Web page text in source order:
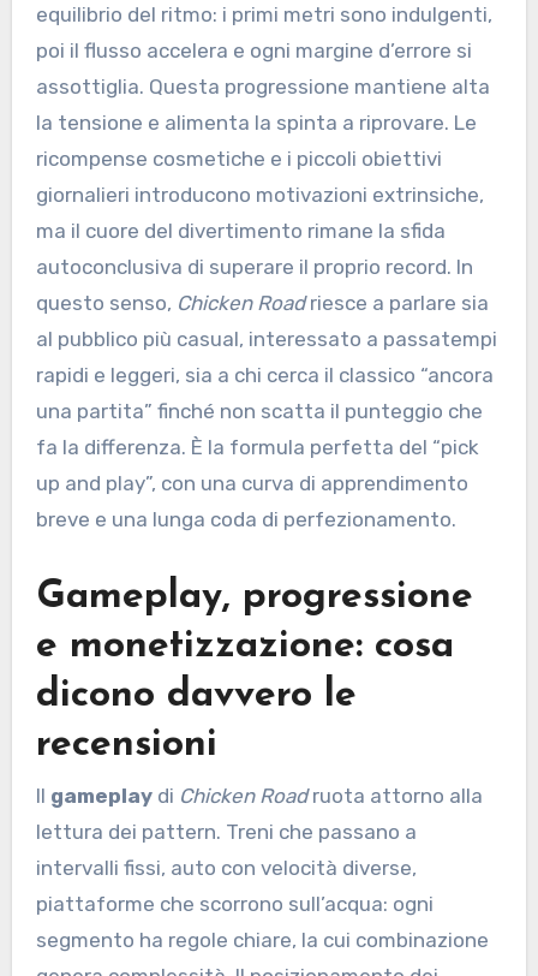
equilibrio del ritmo: i primi metri sono indulgenti,
poi il flusso accelera e ogni margine d’errore si
assottiglia. Questa progressione mantiene alta
la tensione e alimenta la spinta a riprovare. Le
ricompense cosmetiche e i piccoli obiettivi
giornalieri introducono motivazioni extrinsiche,
ma il cuore del divertimento rimane la sfida
autoconclusiva di superare il proprio record. In
questo senso, Chicken Roadriesce a parlare sia
al pubblico più casual, interessato a passatempi
rapidi e leggeri, sia a chi cerca il classico “ancora
una partita” finché non scatta il punteggio che
fa la differenza. È la formula perfetta del “pick
up and play”, con una curva di apprendimento
breve e una lunga coda di perfezionamento.
Gameplay, progressione
e monetizzazione: cosa
dicono davvero le
recensioni
Il gameplaydi Chicken Roadruota attorno alla
lettura dei pattern. Treni che passano a
intervalli fissi, auto con velocità diverse,
piattaforme che scorrono sull’acqua: ogni
segmento ha regole chiare, la cui combinazione